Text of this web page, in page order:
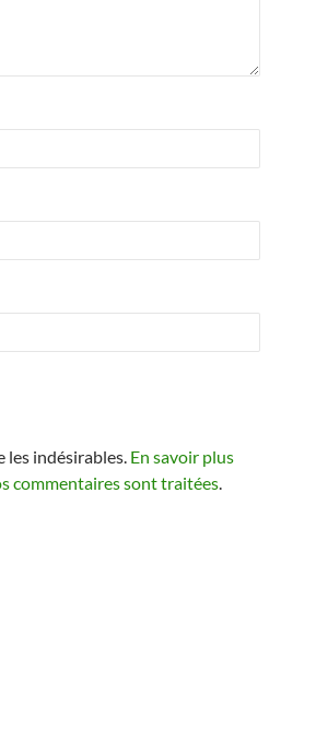
les indésirables. En savoir plus
commentaires sont traitées.